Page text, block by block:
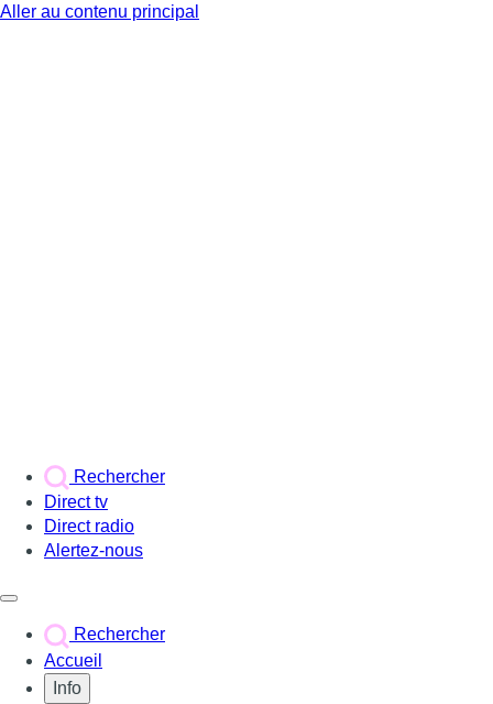
Aller au contenu principal
Rechercher
Direct tv
Direct radio
Alertez-nous
Rechercher
Accueil
Info